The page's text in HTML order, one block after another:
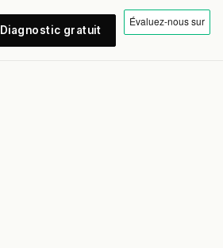
Diagnostic gratuit